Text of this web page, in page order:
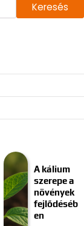
Keresés
A kálium
szerepe a
növények
fejlődéséb
en